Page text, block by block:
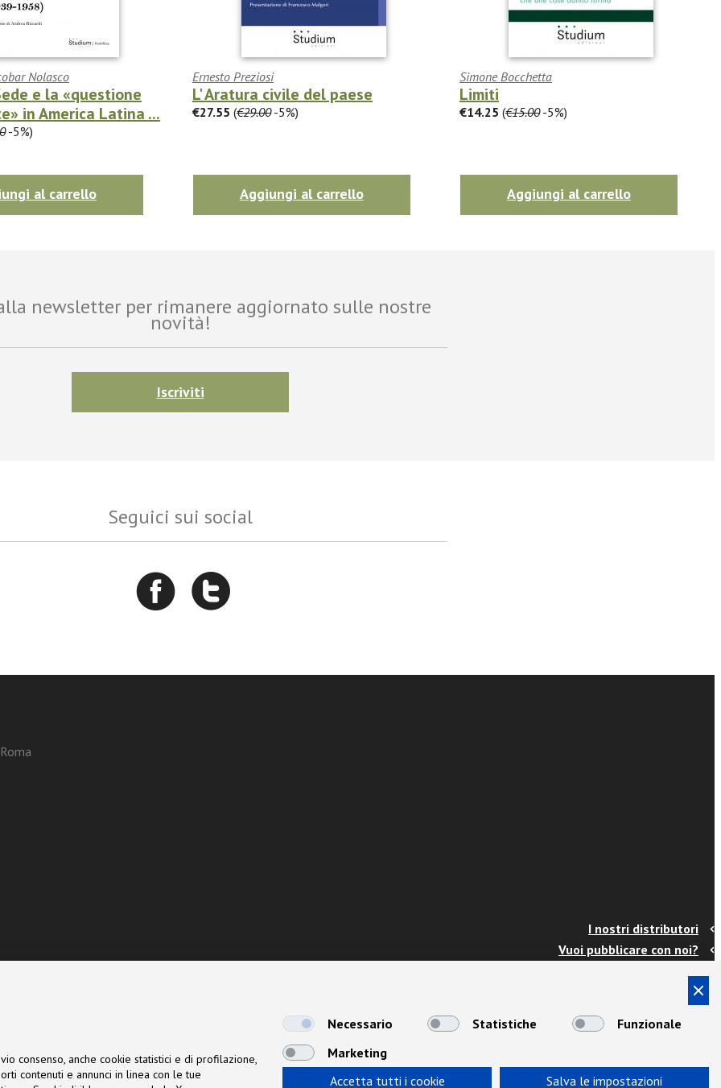
Nolasco
e la «questione
in America Latina ...
-5%)
al carrello
Ernesto Preziosi
L' Aratura civile del paese
€27.55 (€29.00-5%)
Aggiungi al carrello
Simone Bocchetta
Limiti
€14.25 (€15.00-5%)
Aggiungi al carrello
newsletter per rimanere aggiornato sulle nostre
novità!
Iscriviti
Seguici sui social
I nostri distributori
Vuoi pubblicare con noi?
Info e spedizioni
Termini e condizioni
Cookies
Area Docenti
consenso, anche cookie statistici e di profilazione,
contenuti e annunci in linea con le tue
Necessario Statistiche
Funzionale
Marketing
Accetta tutti i cookie
Salva le impostazioni